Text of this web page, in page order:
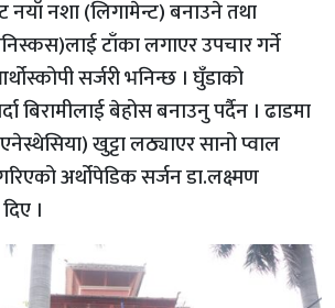
नयाँ नशा (लिगामेन्ट) बनाउने तथा
टाँका लगाएर उपचार गर्ने
सर्जरी भनिन्छ । घुँडाको
बिरामीलाई बेहोस बनाउनु पर्दैन । ढाडमा
खुट्टा लठ्याएर सानो प्वाल
अर्थोपेडिक सर्जन डा.लक्ष्मण
।